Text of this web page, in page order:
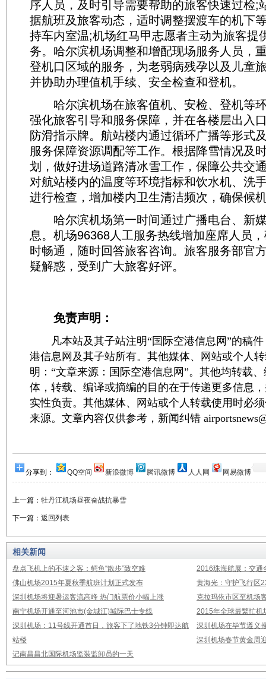
序人员，及时引导需要帮助的旅客快速过检;
据航班及旅客动态，适时调整摆渡车的机下
持车内室温;机场红马甲志愿者主动为旅客提
务。哈尔滨机场调整和增配现场服务人员，
登机口区域的服务，为老弱病残孕以及儿童
并协助办理值机手续、安全检查和登机。
哈尔滨机场在旅客值机、安检、登机等
强化旅客引导和服务保障，并在各楼层出入
防滑指示牌。航站楼内通过循环广播等形式
服务保障资源调配等工作。根据降雪情况及
划，做好进场道路清冰雪工作，保障公共交
对航站楼内的温度等环境指标和饮水机、洗
进行检查，增加楼内卫生清洁频次，确保候
哈尔滨机场第一时间通过广播电台、新
息。机场96368人工服务热线增加座席人员
时畅通，随时回答旅客咨询。旅客服务部官
疑解惑，受到广大旅客好评。
免责声明：
凡本站及其子站注明“国际空港信息网”的稿件
港信息网及其子站所有。其他媒体、网站或个人
明：“文章来源：国际空港信息网”。其他均转载
体，转载、编译或摘编的目的在于传递更多信息
实性负责。其他媒体、网站或个人转载使用时必
来源。文章内容仅供参考，新闻纠错
分享到： QQ空间 新浪微博 腾讯微博 人人网 网易微博
上一篇： 牡丹江机场昼夜奋战抗暴雪
下一篇： 返回列表
相关新闻
盘点飞机上的不速之客：鳄鱼“散步”致空难
2016珠海航展：交通
佛山机场2015年夏秋季航班计划正式发布
黄海光：守护飞行区
深圳机场将迎暑运客流高峰 热门航票价小幅上涨
克拉玛依市区至机场
南宁机场开通至河池市(金城江)城际巴士专线
2015年全球最繁忙机
深圳机场：11号线开通首日，旅客下了地铁3分钟即达航
站楼
深圳机场在毕节遵义
深圳机场春节黄金周
记南昌昌北国际机场监装监卸员的一天